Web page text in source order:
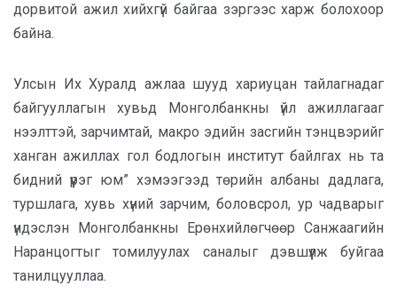
дорвитой ажил хийхгүй байгаа зэргээс харж болохоор
байна.
Улсын Их Хуралд ажлаа шууд хариуцан тайлагнадаг
байгууллагын хувьд Монголбанкны үйл ажиллагааг
нээлттэй, зарчимтай, макро эдийн засгийн тэнцвэрийг
ханган ажиллах гол бодлогын институт байлгах нь та
бидний үүрэг юм” хэмээгээд төрийн албаны дадлага,
туршлага, хувь хүний зарчим, боловсрол, ур чадварыг
үндэслэн Монголбанкны Ерөнхийлөгчөөр Санжаагийн
Наранцогтыг томилуулах саналыг дэвшүүлж буйгаа
танилцууллаа.